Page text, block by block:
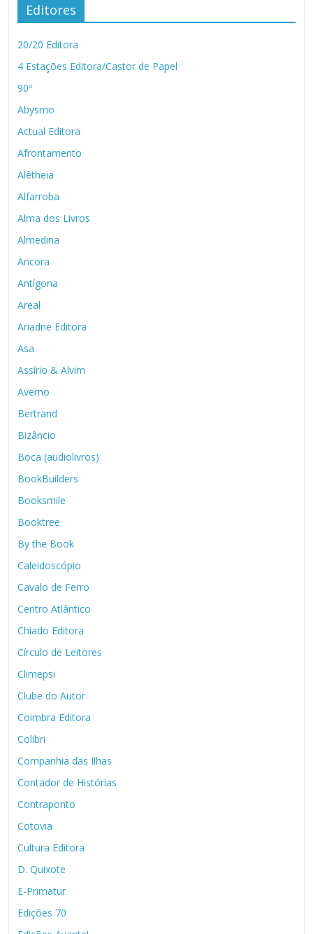
Editores
20/20 Editora
4 Estações Editora/Castor de Papel
90º
Abysmo
Actual Editora
Afrontamento
Alêtheia
Alfarroba
Alma dos Livros
Almedina
Ancora
Antígona
Areal
Ariadne Editora
Asa
Assírio & Alvim
Averno
Bertrand
Bizâncio
Boca (audiolivros)
BookBuilders
Booksmile
Booktree
By the Book
Caleidoscópio
Cavalo de Ferro
Centro Atlântico
Chiado Editora
Círculo de Leitores
Climepsi
Clube do Autor
Coimbra Editora
Colibri
Companhia das Ilhas
Contador de Histórias
Contraponto
Cotovia
Cultura Editora
D. Quixote
E-Primatur
Edições 70